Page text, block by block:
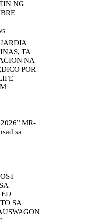
NG
TA
NA
POR
MR-
sa
SA